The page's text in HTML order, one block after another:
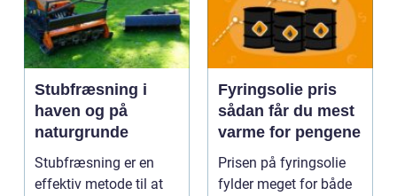
Stubfræsning i
haven og på
naturgrunde
Stubfræsning er en
effektiv metode til at
Fyringsolie pris
sådan får du mest
varme for pengene
Prisen på fyringsolie
fylder meget for både